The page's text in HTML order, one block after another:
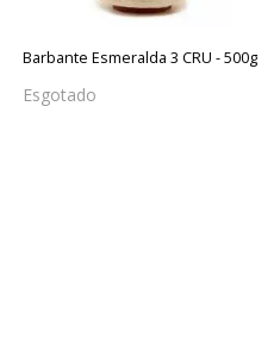
Barbante Esmeralda 3 CRU - 500g
Esgotado